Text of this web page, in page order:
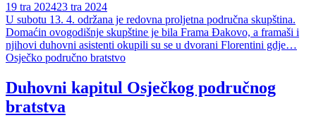
19 tra 202423 tra 2024
U subotu 13. 4. održana je redovna proljetna područna skupština.
Domaćin ovogodišnje skupštine je bila Frama Đakovo, a framaši i
njihovi duhovni asistenti okupili su se u dvorani Florentini gdje…
Osječko područno bratstvo
Duhovni kapitul Osječkog područnog
bratstva